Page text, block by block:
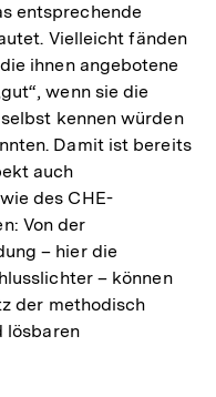
entsprechende
Vielleicht fänden
ihnen angebotene
wenn sie die
kennen würden
Damit ist bereits
auch
des CHE-
Von der
– hier die
– können
der methodisch
lösbaren